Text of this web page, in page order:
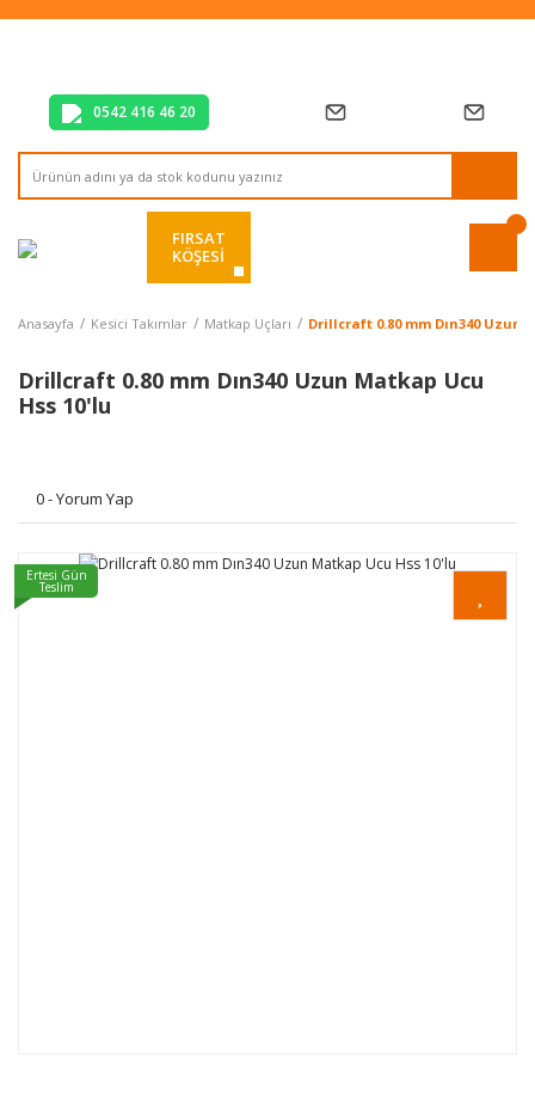
Tüm Alışverişlerde Vade Farksız 2 Taksit!
0542 416 46 20
FIRSAT
KÖŞESİ
Anasayfa Kesici Takımlar Matkap Uçları Drillcraft 0.80 mm Dın340 Uzun
Drillcraft 0.80 mm Dın340 Uzun Matkap Ucu
Hss 10'lu
0 - Yorum Yap
Ertesi Gün
Teslim